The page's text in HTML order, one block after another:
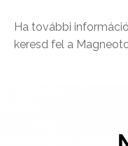
Ha további
keresd fel a